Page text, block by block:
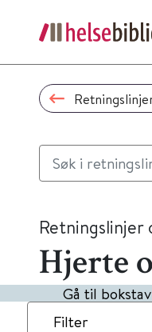
Retningslinjer
Hjerte
Gå til bokstav
Filter